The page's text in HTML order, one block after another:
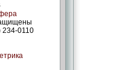
234-0110